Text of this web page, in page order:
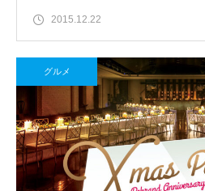
2015.12.22
グルメ